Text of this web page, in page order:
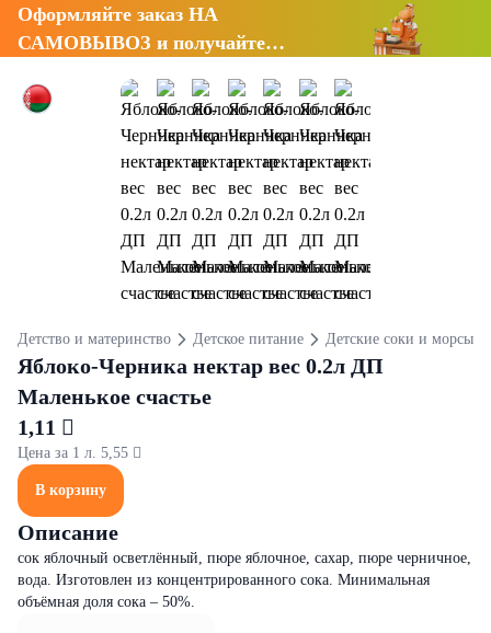
Оформляйте заказ НА
САМОВЫВОЗ и получайте
Детство и материнство Детское питание Детские соки и морсы
Яблоко-Черника нектар вес 0.2л ДП
Маленькое счастье
1,11 
Цена за 1 л. 5,55 
В корзину
Описание
сок яблочный осветлённый, пюре яблочное, сахар, пюре черничное,
вода. Изготовлен из концентрированного сока. Минимальная
объёмная доля сока – 50%.